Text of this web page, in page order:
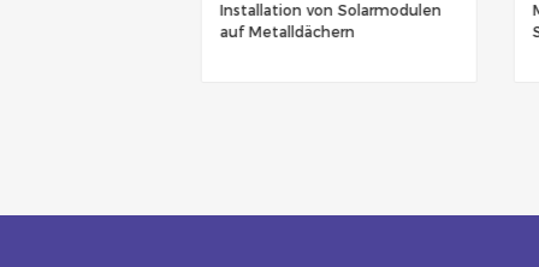
Installation von Solarmodulen
auf Metalldächern